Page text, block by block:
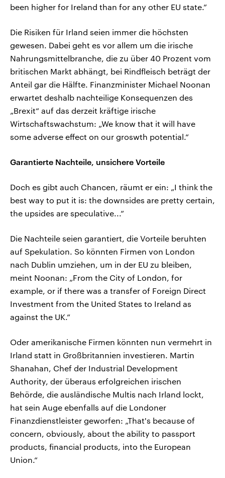
been higher for Ireland than for any other EU state.”
Die Risiken für Irland seien immer die höchsten
gewesen. Dabei geht es vor allem um die irische
Nahrungsmittelbranche, die zu über 40 Prozent vom
britischen Markt abhängt, bei Rindfleisch beträgt der
Anteil gar die Hälfte. Finanzminister Michael Noonan
erwartet deshalb nachteilige Konsequenzen des
„Brexit“ auf das derzeit kräftige irische
Wirtschaftswachstum: „We know that it will have
some adverse effect on our groswth potential.“
Garantierte Nachteile, unsichere Vorteile
Doch es gibt auch Chancen, räumt er ein: „I think the
best way to put it is: the downsides are pretty certain,
the upsides are speculative...”
Die Nachteile seien garantiert, die Vorteile beruhten
auf Spekulation. So könnten Firmen von London
nach Dublin umziehen, um in der EU zu bleiben,
meint Noonan: „From the City of London, for
example, or if there was a transfer of Foreign Direct
Investment from the United States to Ireland as
against the UK.”
Oder amerikanische Firmen könnten nun vermehrt in
Irland statt in Großbritannien investieren. Martin
Shanahan, Chef der Industrial Development
Authority, der überaus erfolgreichen irischen
Behörde, die ausländische Multis nach Irland lockt,
hat sein Auge ebenfalls auf die Londoner
Finanzdienstleister geworfen: „That's because of
concern, obviously, about the ability to passport
products, financial products, into the European
Union.“